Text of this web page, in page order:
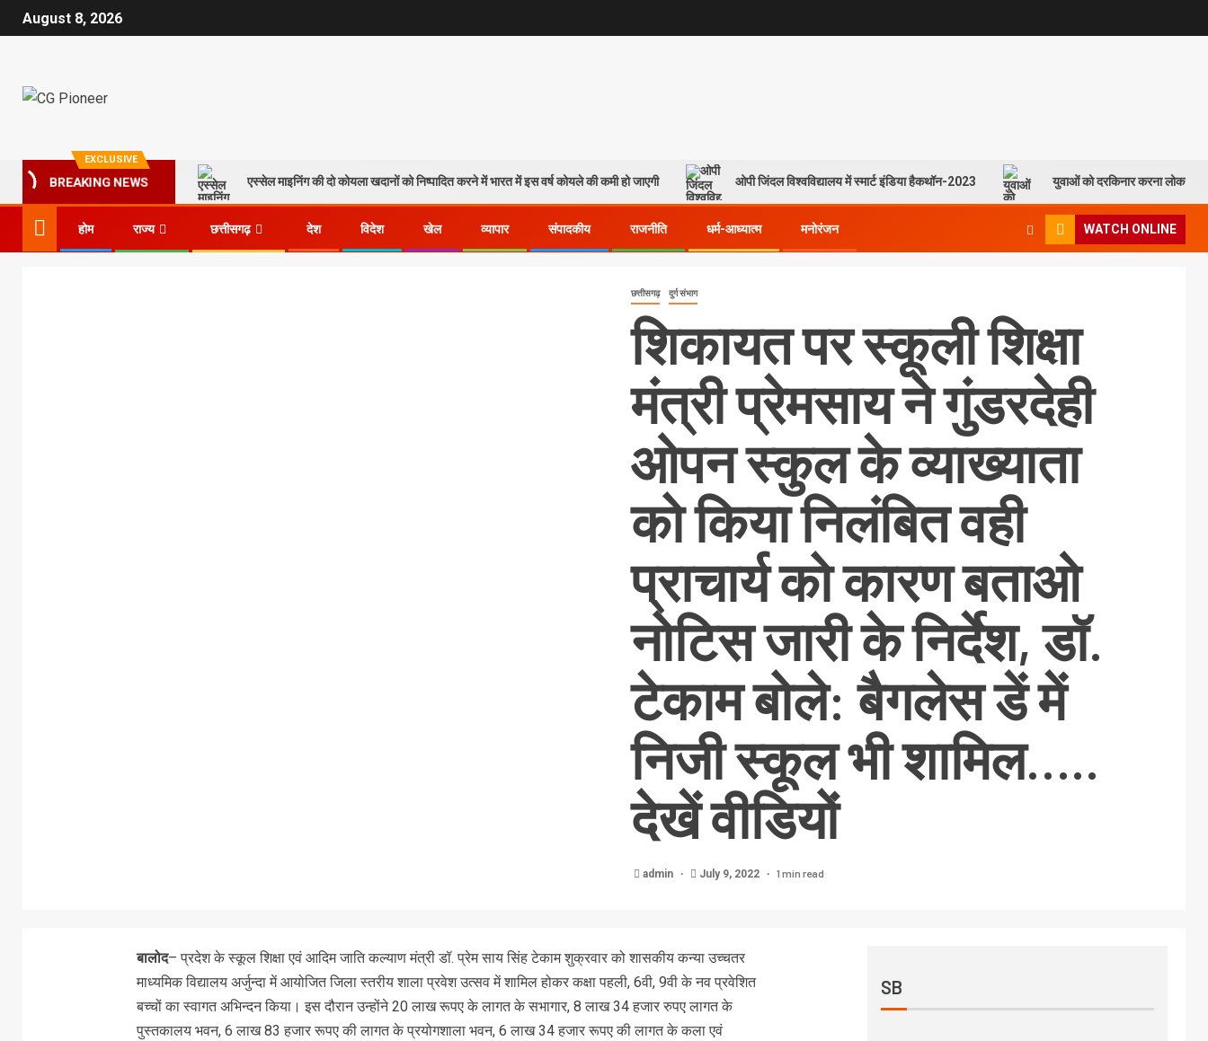
August 8, 2026
EXCLUSIVE
BREAKING NEWS एस्सेल माइनिंग की दो कोयला खदानों को निष्पादित करने में भारत में इस वर्ष कोयले की कमी हो जाएगी ओपी जिंदल विश्वविद्यालय में स्मार्ट इंडिया हैकथॉन-2023 युवाओं को दरकिनार करना लोकसभा
होम राज्य छत्तीसगढ़ देश विदेश खेल व्यापार संपादकीय राजनीति धर्म-आध्यात्म मनोरंजन WATCH ONLINE
छत्तीसगढ़ दुर्ग संभाग
शिकायत पर स्कूली शिक्षा
मंत्री प्रेमसाय ने गुंडरदेही
ओपन स्कुल के व्याख्याता
को किया निलंबित वही
प्राचार्य को कारण बताओ
नोटिस जारी के निर्देश, डॉ.
टेकाम बोले: बैगलेस डें में
निजी स्कूल भी शामिल…..
देखें वीडियों
admin July 9, 2022 1 min read
बालोद– प्रदेश के स्कूल शिक्षा एवं आदिम जाति कल्याण मंत्री डॉ. प्रेम साय सिंह टेकाम शुक्रवार को शासकीय कन्या उच्चतर
माध्यमिक विद्यालय अर्जुन्दा में आयोजित जिला स्तरीय शाला प्रवेश उत्सव में शामिल होकर कक्षा पहली, 6वी, 9वी के नव प्रवेशित
बच्चों का स्वागत अभिन्दन किया। इस दौरान उन्होंने 20 लाख रूपए के लागत के सभागार, 8 लाख 34 हजार रुपए लागत के
पुस्तकालय भवन, 6 लाख 83 हजार रूपए की लागत के प्रयोगशाला भवन, 6 लाख 34 हजार रूपए की लागत के कला एवं
SB